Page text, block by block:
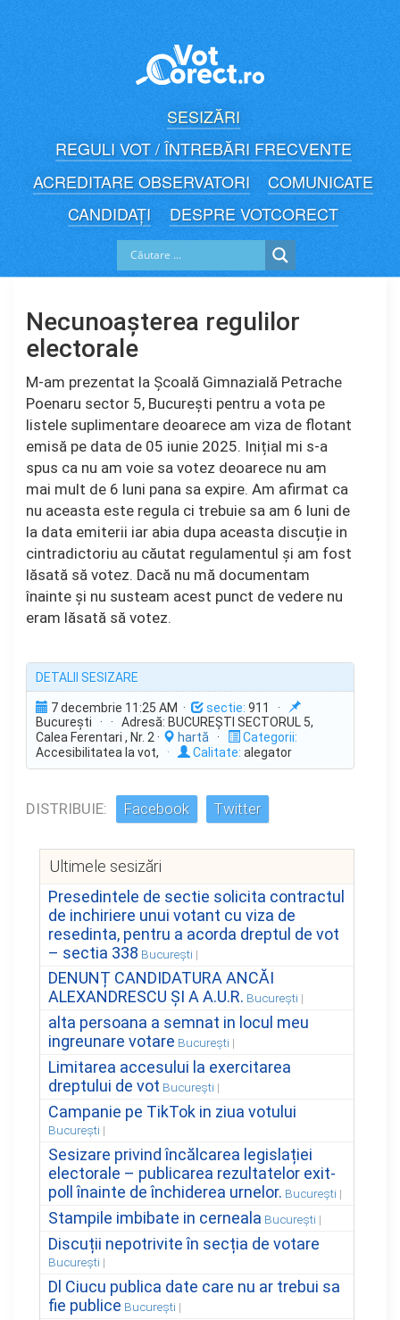
SESIZĂRI
REGULI VOT / ÎNTREBĂRI FRECVENTE
ACREDITARE OBSERVATORI
COMUNICATE
CANDIDAȚI
DESPRE VOTCORECT
Necunoașterea regulilor
electorale
M-am prezentat la Școală Gimnazială Petrache
Poenaru sector 5, București pentru a vota pe
listele suplimentare deoarece am viza de flotant
emisă pe data de 05 iunie 2025. Inițial mi s-a
spus ca nu am voie sa votez deoarece nu am
mai mult de 6 luni pana sa expire. Am afirmat ca
nu aceasta este regula ci trebuie sa am 6 luni de
la data emiterii iar abia dupa aceasta discuție in
cintradictoriu au căutat regulamentul și am fost
lăsată să votez. Dacă nu mă documentam
înainte și nu susteam acest punct de vedere nu
eram lăsată să votez.
DETALII SESIZARE
7 decembrie 11:25 AM · sectie: 911 ·
București · · Adresă: BUCUREŞTI SECTORUL 5,
Calea Ferentari , Nr. 2 ·
hartă·
Categorii:
Accesibilitatea la vot,
· Calitate: alegator
DISTRIBUIE: Facebook Twitter
Ultimele sesizări
Presedintele de sectie solicita contractul
de inchiriere unui votant cu viza de
resedinta, pentru a acorda dreptul de vot
– sectia 338 București
DENUNȚ CANDIDATURA ANCĂI
ALEXANDRESCU ȘI A A.U.R. București
alta persoana a semnat in locul meu
ingreunare votare București
Limitarea accesului la exercitarea
dreptului de vot București
Campanie pe TikTok in ziua votului
București
Sesizare privind încălcarea legislației
electorale – publicarea rezultatelor exit-
poll înainte de închiderea urnelor. București
Stampile imbibate in cerneala București
Discuții nepotrivite în secția de votare
București
Dl Ciucu publica date care nu ar trebui sa
fie publice București